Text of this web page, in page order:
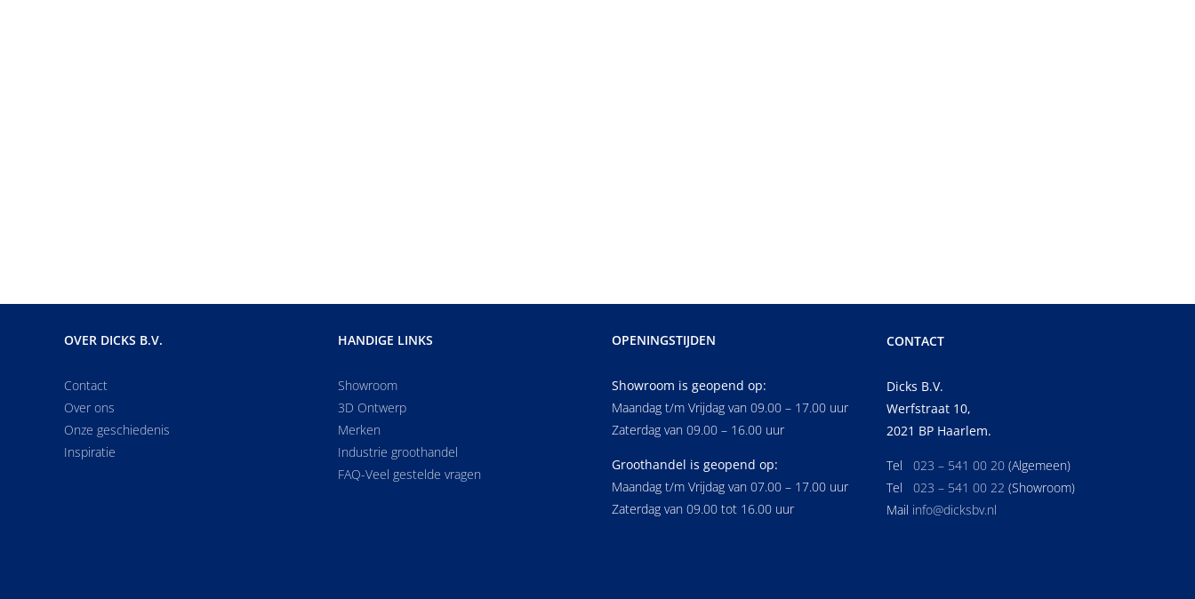
OVER DICKS B.V.
Contact
Over ons
Onze geschiedenis
Inspiratie
HANDIGE LINKS
Showroom
3D Ontwerp
Merken
Industrie groothandel
FAQ-Veel gestelde vragen
OPENINGSTIJDEN
Showroom is geopend op:
Maandag t/m Vrijdag van 09.00 – 17.00 uur
Zaterdag van 09.00 – 16.00 uur
Groothandel is geopend op:
Maandag t/m Vrijdag van 07.00 – 17.00 uur
Zaterdag van 09.00 tot 16.00 uur
CONTACT
Dicks B.V.
Werfstraat 10,
2021 BP Haarlem.
Tel 023 – 541 00 20 (Algemeen)
Tel 023 – 541 00 22 (Showroom)
Mail info@dicksbv.nl